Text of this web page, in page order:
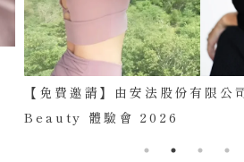
【免費邀請】由安法股份有限
Beauty 體驗會 2026